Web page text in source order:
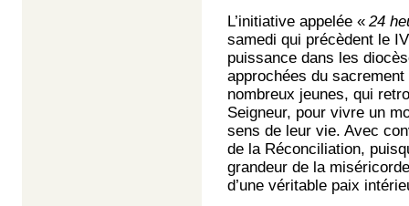
L’initiative appelée « 24
samedi qui précèdent le IV
puissance dans les
approchées du
nombreux jeunes, qui
Seigneur, pour vivre un
sens de leur vie. Avec
de la Réconciliation,
grandeur de la
d’une véritable paix